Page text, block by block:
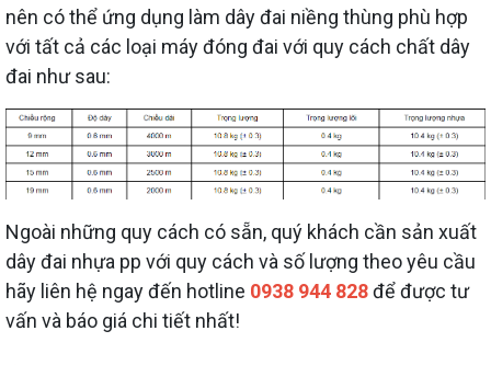
nên có thể ứng dụng làm dây đai niềng thùng phù hợp
với tất cả các loại máy đóng đai với quy cách chất dây
đai như sau:
Ngoài những quy cách có sẵn, quý khách cần sản xuất
dây đai nhựa pp với quy cách và số lượng theo yêu cầu
hãy liên hệ ngay đến hotline 0938 944 828để được tư
vấn và báo giá chi tiết nhất!